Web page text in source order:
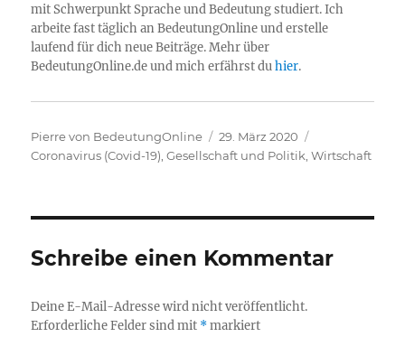
mit Schwerpunkt Sprache und Bedeutung studiert. Ich
arbeite fast täglich an BedeutungOnline und erstelle
laufend für dich neue Beiträge. Mehr über
BedeutungOnline.de und mich erfährst duhier.
Autor
Pierre von BedeutungOnline
Veröffentlicht
am
29. März 2020
Coronavirus (Covid-19) ,Gesellschaft und Politik ,Wirtschaft
Schreibe einen Kommentar
Deine E-Mail-Adresse wird nicht veröffentlicht.
Erforderliche Felder sind mit *markiert